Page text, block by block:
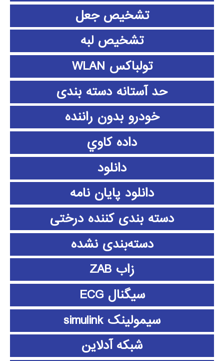
تشخیص جعل
تشخیص لبه
تولباکس WLAN
حد آستانه دسته بندی
خودرو بدون راننده
داده كاوي
دانلود
دانلود پايان نامه
دسته بندی کننده درختی
دسته‌بندی نشده
زاب ZAB
سیگنال ECG
سیمولینک simulink
شبکه آدلاین